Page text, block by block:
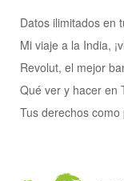
Datos ilimitados en
Mi viaje a la India,
Revolut, el mejor
Qué ver y hacer en
Tus derechos